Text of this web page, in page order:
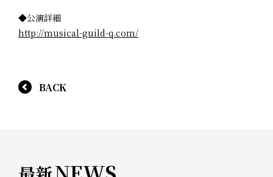
◆公演詳細
http://musical-guild-q.com/
BACK